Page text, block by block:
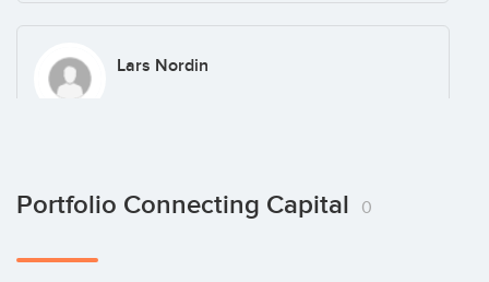
Lars Nordin
Tomas Ståhl
Portfolio Connecting Capital 0